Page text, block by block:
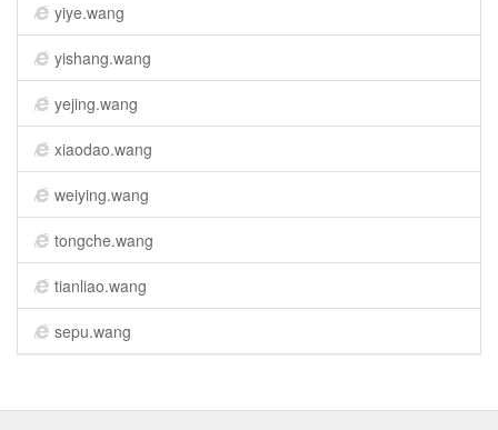
yiye.wang
yishang.wang
yejing.wang
xiaodao.wang
weiying.wang
tongche.wang
tianliao.wang
sepu.wang